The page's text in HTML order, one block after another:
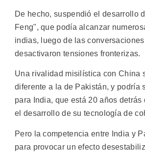
De hecho, suspendió el desarrollo
Feng", que podía alcanzar
indias, luego de las
desactivaron tensiones fronterizas.
Una rivalidad misilística con China
diferente a la de Pakistán, y podría
para India, que está 20 años detrás
el desarrollo de su tecnología de
Pero la competencia entre India y
para provocar un efecto